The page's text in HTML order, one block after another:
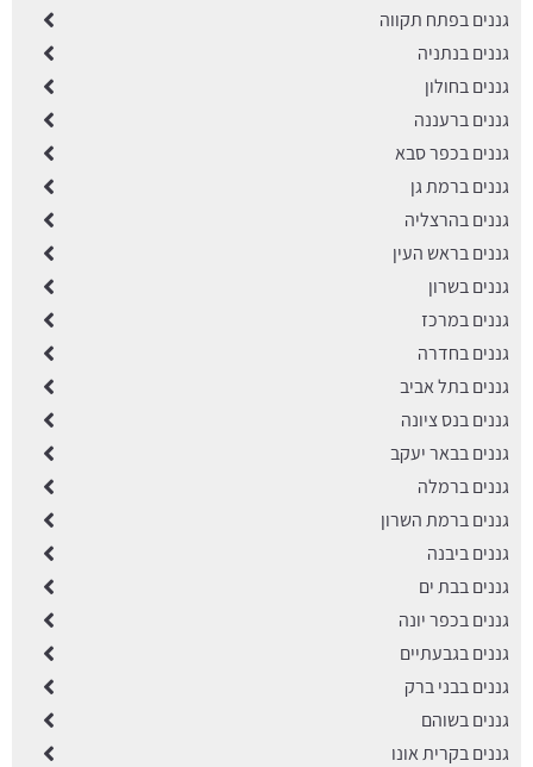
גננים בפתח תקווה
גננים בנתניה
גננים בחולון
גננים ברעננה
גננים בכפר סבא
גננים ברמת גן
גננים בהרצליה
גננים בראש העין
גננים בשרון
גננים במרכז
גננים בחדרה
גננים בתל אביב
גננים בנס ציונה
גננים בבאר יעקב
גננים ברמלה
גננים ברמת השרון
גננים ביבנה
גננים בבת ים
גננים בכפר יונה
גננים בגבעתיים
גננים בבני ברק
גננים בשוהם
גננים בקרית אונו